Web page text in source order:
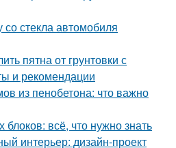
со стекла автомобиля
пятна от грунтовки с
и рекомендации
из пенобетона: что важно
всё, что нужно знать
интерьер: дизайн-проект